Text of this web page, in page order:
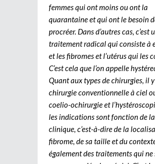
femmes qui ont moins ou ont la
quarantaine et qui ont le besoin
procréer. Dans d’autres cas, c’est
traitement radical qui consiste à
et les fibromes et l’utérus qui les
C’est cela que l’on appelle
Quant aux types de chirurgies, il
chirurgie conventionnelle à ciel
coelio-ochirurgie et
les indications sont fonction de
clinique, c’est-à-dire de la
fibrome, de sa taille et du
également des traitements qui ne